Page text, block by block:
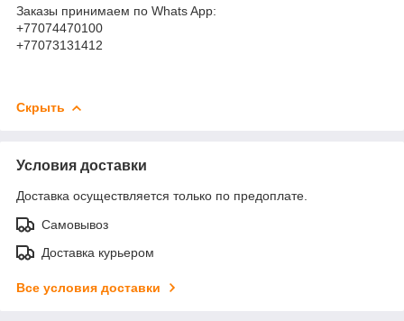
Заказы принимаем по Whats App:
+77074470100
+77073131412
Скрыть
Условия доставки
Доставка осуществляется только по предоплате.
Самовывоз
Доставка курьером
Все условия доставки